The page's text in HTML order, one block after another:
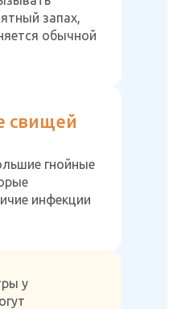
запах,
обычной
свищей
гнойные
инфекции
у